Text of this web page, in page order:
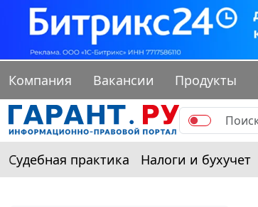
Компания Вакансии Продукты
Судебная практика Налоги и бухучет